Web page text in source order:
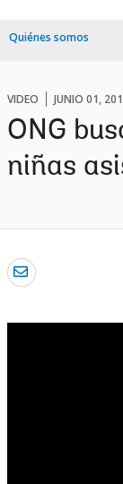
Quiénes somos
VIDEO JUNIO 01,
ONG
niñas